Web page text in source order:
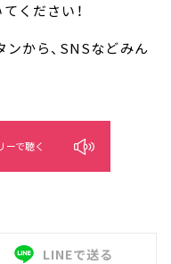
ください！
ンから、SNSなどみん
ーで聴く
LINEで送る